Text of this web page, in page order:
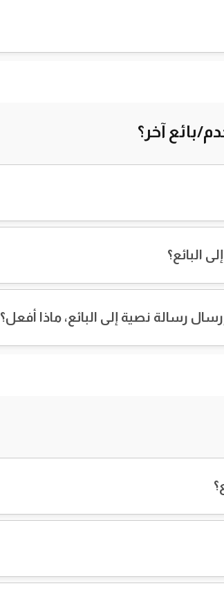
بائع آخر؟
البائع؟
رسالة نصية إلى البائع، ماذا أفعل؟